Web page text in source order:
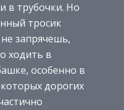
в трубочки. Но
тросик
запрячешь,
ходить в
особенно в
дорогих